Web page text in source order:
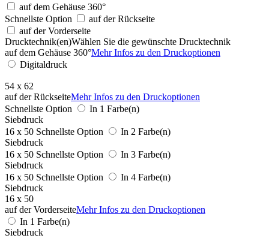
auf dem Gehäuse 360°
Schnellste Option
auf der Rückseite
auf der Vorderseite
Drucktechnik(en)Wählen Sie die gewünschte Drucktechnik
auf dem Gehäuse 360°Mehr Infos zu den Druckoptionen
Digitaldruck
54 x 62
auf der RückseiteMehr Infos zu den Druckoptionen
Schnellste Option
In 1 Farbe(n)
Siebdruck
16 x 50 Schnellste Option
In 2 Farbe(n)
Siebdruck
16 x 50 Schnellste Option
In 3 Farbe(n)
Siebdruck
16 x 50 Schnellste Option
In 4 Farbe(n)
Siebdruck
16 x 50
auf der VorderseiteMehr Infos zu den Druckoptionen
In 1 Farbe(n)
Siebdruck